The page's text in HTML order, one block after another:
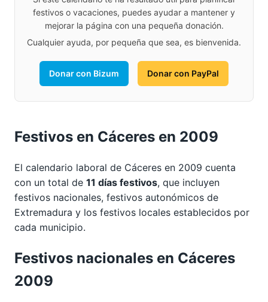
festivos o vacaciones, puedes ayudar a mantener y
mejorar la página con una pequeña donación.
Cualquier ayuda, por pequeña que sea, es bienvenida.
Donar con Bizum Donar con PayPal
Festivos en Cáceres en 2009
El calendario laboral de Cáceres en 2009 cuenta
con un total de 11 días festivos, que incluyen
festivos nacionales, festivos autonómicos de
Extremadura y los festivos locales establecidos por
cada municipio.
Festivos nacionales en Cáceres
2009